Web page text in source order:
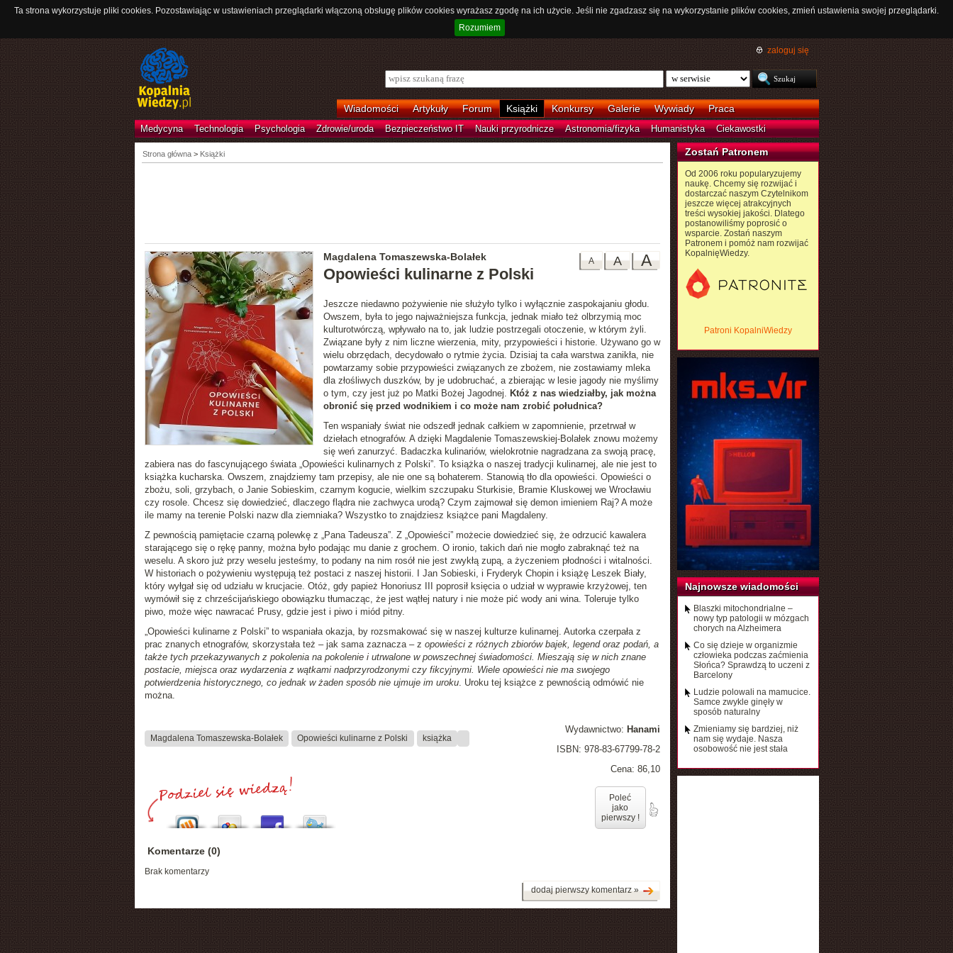
Ta strona wykorzystuje pliki cookies. Pozostawiając w ustawieniach przeglądarki włączoną obsługę plików cookies wyrażasz zgodę na ich użycie. Jeśli nie zgadzasz się na wykorzystanie plików cookies, zmień ustawienia swojej przeglądarki.
Rozumiem
zaloguj się
Wiadomości Artykuły Forum Książki Konkursy Galerie Wywiady Praca
Medycyna Technologia Psychologia Zdrowie/uroda Bezpieczeństwo IT Nauki przyrodnicze Astronomia/fizyka Humanistyka Ciekawostki
Strona główna> Książki
A
A
A
Magdalena Tomaszewska-Bolałek
Opowieści kulinarne z Polski
Jeszcze niedawno pożywienie nie służyło tylko i wyłącznie zaspokajaniu głodu.
Owszem, była to jego najważniejsza funkcja, jednak miało też olbrzymią moc
kulturotwórczą, wpływało na to, jak ludzie postrzegali otoczenie, w którym żyli.
Związane były z nim liczne wierzenia, mity, przypowieści i historie. Używano go w
wielu obrzędach, decydowało o rytmie życia. Dzisiaj ta cała warstwa zanikła, nie
powtarzamy sobie przypowieści związanych ze zbożem, nie zostawiamy mleka
dla złośliwych duszków, by je udobruchać, a zbierając w lesie jagody nie myślimy
o tym, czy jest już po Matki Bożej Jagodnej. Któż z nas wiedziałby, jak można
obronić się przed wodnikiem i co może nam zrobić południca?
Ten wspaniały świat nie odszedł jednak całkiem w zapomnienie, przetrwał w
dziełach etnografów. A dzięki Magdalenie Tomaszewskiej-Bolałek znowu możemy
się weń zanurzyć. Badaczka kulinariów, wielokrotnie nagradzana za swoją pracę,
zabiera nas do fascynującego świata „Opowieści kulinarnych z Polski”. To książka o naszej tradycji kulinarnej, ale nie jest to
książka kucharska. Owszem, znajdziemy tam przepisy, ale nie one są bohaterem. Stanowią tło dla opowieści. Opowieści o
zbożu, soli, grzybach, o Janie Sobieskim, czarnym kogucie, wielkim szczupaku Sturkisie, Bramie Kluskowej we Wrocławiu
czy rosole. Chcesz się dowiedzieć, dlaczego flądra nie zachwyca urodą? Czym zajmował się demon imieniem Raj? A może
ile mamy na terenie Polski nazw dla ziemniaka? Wszystko to znajdziesz książce pani Magdaleny.
Z pewnością pamiętacie czarną polewkę z „Pana Tadeusza”. Z „Opowieści” możecie dowiedzieć się, że odrzucić kawalera
starającego się o rękę panny, można było podając mu danie z grochem. O ironio, takich dań nie mogło zabraknąć też na
weselu. A skoro już przy weselu jesteśmy, to podany na nim rosół nie jest zwykłą zupą, a życzeniem płodności i witalności.
W historiach o pożywieniu występują też postaci z naszej historii. I Jan Sobieski, i Fryderyk Chopin i książę Leszek Biały,
który wyłgał się od udziału w krucjacie. Otóż, gdy papież Honoriusz III poprosił księcia o udział w wyprawie krzyżowej, ten
wymówił się z chrześcijańskiego obowiązku tłumacząc, że jest wątłej natury i nie może pić wody ani wina. Toleruje tylko
piwo, może więc nawracać Prusy, gdzie jest i piwo i miód pitny.
„Opowieści kulinarne z Polski” to wspaniała okazja, by rozsmakować się w naszej kulturze kulinarnej. Autorka czerpała z
prac znanych etnografów, skorzystała też – jak sama zaznacza – z opowieści z różnych zbiorów bajek, legend oraz podań, a
także tych przekazywanych z pokolenia na pokolenie i utrwalone w powszechnej świadomości. Mieszają się w nich znane
postacie, miejsca oraz wydarzenia z wątkami nadprzyrodzonymi czy fikcyjnymi. Wiele opowieści nie ma swojego
potwierdzenia historycznego, co jednak w żaden sposób nie ujmuje im uroku. Uroku tej książce z pewnością odmówić nie
można.
Wydawnictwo: Hanami
ISBN: 978-83-67799-78-2
Cena: 86,10
Magdalena Tomaszewska-Bolałek Opowieści kulinarne z Polski książka
Poleć
jako
pierwszy !
Komentarze (0)
Brak komentarzy
dodaj pierwszy komentarz »
Zostań Patronem
Od 2006 roku popularyzujemy
naukę. Chcemy się rozwijać i
dostarczać naszym Czytelnikom
jeszcze więcej atrakcyjnych
treści wysokiej jakości. Dlatego
postanowiliśmy poprosić o
wsparcie. Zostań naszym
Patronem i pomóż nam rozwijać
KopalnięWiedzy.
Patroni KopalniWiedzy
Najnowsze wiadomości
Blaszki mitochondrialne –
nowy typ patologii w mózgach
chorych na Alzheimera
Co się dzieje w organizmie
człowieka podczas zaćmienia
Słońca? Sprawdzą to uczeni z
Barcelony
Ludzie polowali na mamucice.
Samce zwykle ginęły w
sposób naturalny
Zmieniamy się bardziej, niż
nam się wydaje. Nasza
osobowość nie jest stała